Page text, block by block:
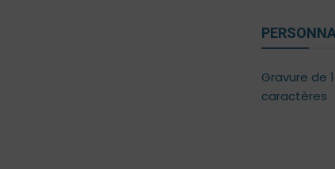
Gravure de
caractères